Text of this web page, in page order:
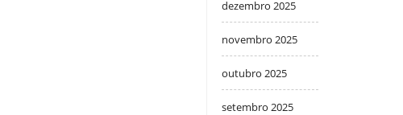
dezembro 2025
novembro 2025
outubro 2025
setembro 2025